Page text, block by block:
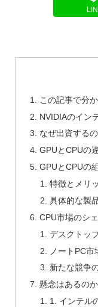
この記事で分
NVIDIAのイン
なぜ出資する
GPUとCPUの
GPUとCPUの
特徴とメリ
具体的な製
CPU市場のシ
デスクトッ
ノートPC市
新たな競争
懸念はあるのか
1. インテル